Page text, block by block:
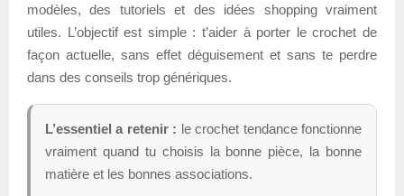
modèles, des tutoriels et des idées shopping vraiment
utiles. L’objectif est simple : t’aider à porter le crochet de
façon actuelle, sans effet déguisement et sans te perdre
dans des conseils trop génériques.
L’essentiel a retenir : le crochet tendance fonctionne
vraiment quand tu choisis la bonne pièce, la bonne
matière et les bonnes associations.